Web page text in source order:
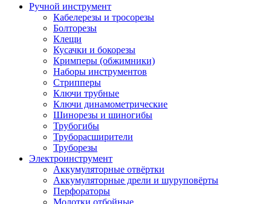
Ручной инструмент
Кабелерезы и тросорезы
Болторезы
Клещи
Кусачки и бокорезы
Кримперы (обжимники)
Наборы инструментов
Стрипперы
Ключи трубные
Ключи динамометрические
Шинорезы и шиногибы
Трубогибы
Труборасширители
Труборезы
Электроинструмент
Аккумуляторные отвёртки
Аккумуляторные дрели и шуруповёрты
Перфораторы
Молотки отбойные